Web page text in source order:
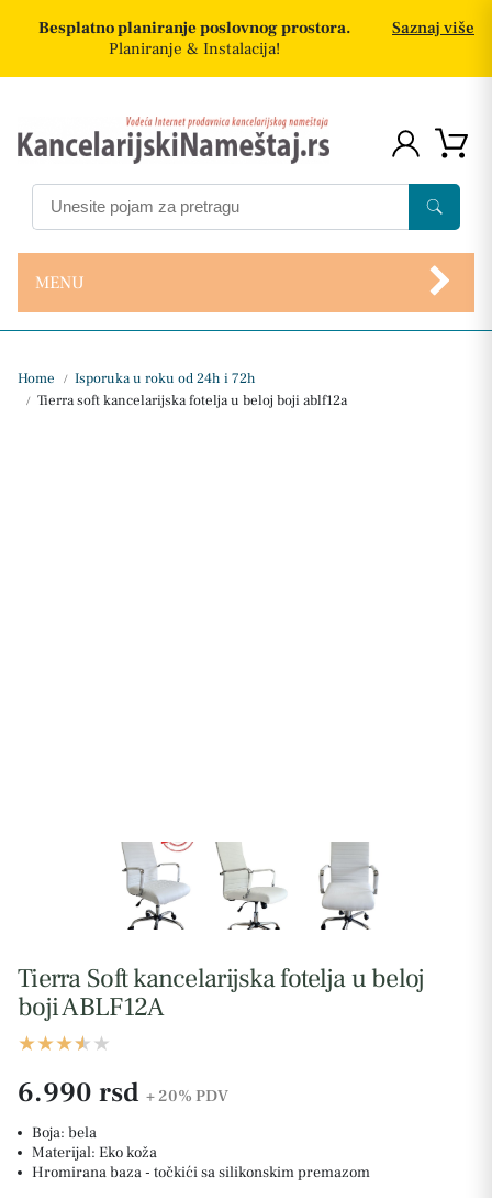
Besplatno planiranje poslovnog prostora.
Planiranje & Instalacija!
Saznaj više
MENU
Home / Isporuka u roku od 24h i 72h
/ Tierra soft kancelarijska fotelja u beloj boji ablf12a
Tierra Soft kancelarijska fotelja u beloj
boji ABLF12A
6.990 rsd + 20% PDV
Boja: bela
Materijal: Eko koža
Hromirana baza - točkići sa silikonskim premazom